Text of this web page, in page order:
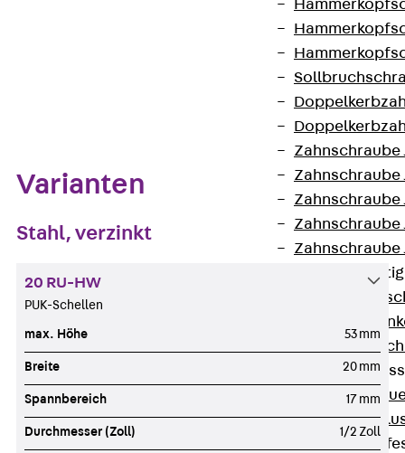
Zahnschraube
Zahnschraube
Zahnschraube
Zahnschraube
Zahnschraube
Zurück
Varianten
Stahl, verzinkt
20 RU-HW
PUK-Schellen
max. Höhe 53 mm
Breite 20 mm
Spannbereich 17 mm
Durchmesser (Zoll) 1/2 Zoll